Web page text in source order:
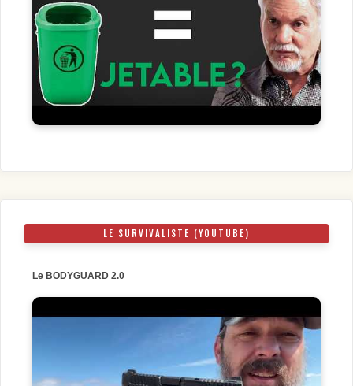
LE SURVIVALISTE (YOUTUBE)
Le BODYGUARD 2.0